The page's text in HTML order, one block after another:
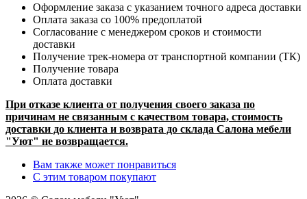
Оформление заказа с указанием точного адреса доставки
Оплата заказа со 100% предоплатой
Согласование с менеджером сроков и стоимости
доставки
Получение трек-номера от транспортной компании (ТК)
Получение товара
Оплата доставки
При отказе клиента от получения своего заказа по
причинам не связанным с качеством товара, стоимость
доставки до клиента и возврата до склада Салона мебели
"Уют" не возвращается.
Вам также может понравиться
С этим товаром покупают